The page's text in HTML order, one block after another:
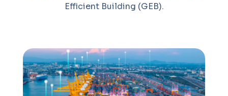
Efficient Building (GEB).